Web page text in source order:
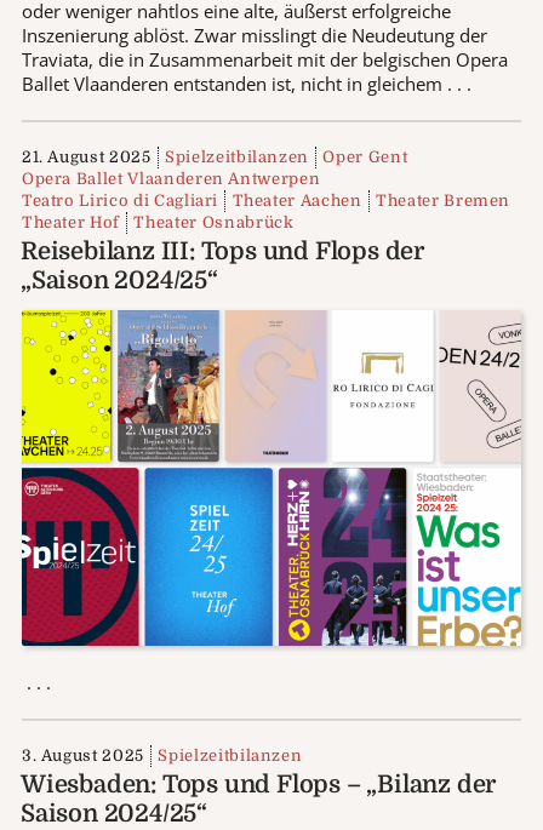
oder weniger nahtlos eine alte, äußerst erfolgreiche
Inszenierung ablöst. Zwar misslingt die Neudeutung der
Traviata, die in Zusammenarbeit mit der belgischen Opera
Ballet Vlaanderen entstanden ist, nicht in gleichem . . .
21. August 2025 Spielzeitbilanzen
Oper Gent
Opera Ballet Vlaanderen Antwerpen
Teatro Lirico di Cagliari
Theater Aachen
Theater Bremen
Theater Hof
Theater Osnabrück
Reisebilanz III: Tops und Flops der
„Saison 2024/25“
. . .
3. August 2025 Spielzeitbilanzen
Wiesbaden: Tops und Flops – „Bilanz der
Saison 2024/25“